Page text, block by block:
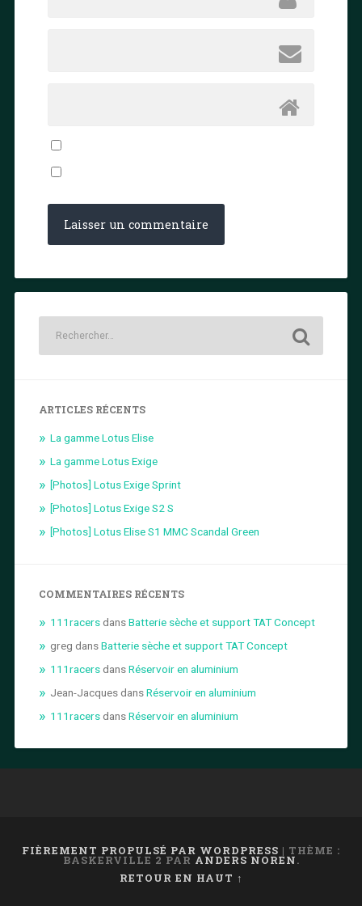
ARTICLES RÉCENTS
La gamme Lotus Elise
La gamme Lotus Exige
[Photos] Lotus Exige Sprint
[Photos] Lotus Exige S2 S
[Photos] Lotus Elise S1 MMC Scandal Green
COMMENTAIRES RÉCENTS
111racersdansBatterie sèche et support TAT Concept
greg dansBatterie sèche et support TAT Concept
111racersdansRéservoir en aluminium
Jean-JacquesdansRéservoir en aluminium
111racersdansRéservoir en aluminium
FIÈREMENT PROPULSÉ PAR WORDPRESS | THÈME :
BASKERVILLE 2 PAR ANDERS NOREN.
RETOUR EN HAUT ↑